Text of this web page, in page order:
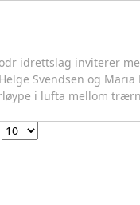
idrettslag inviterer
Svendsen og
i lufta mellom